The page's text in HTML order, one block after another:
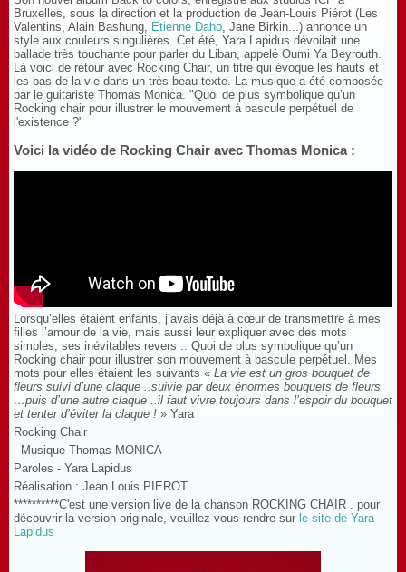
Bruxelles, sous la direction et la production de Jean-Louis Piérot (Les
Valentins, Alain Bashung, Etienne Daho , Jane Birkin...) annonce un
style aux couleurs singulières. Cet été, Yara Lapidus dévoilait une
ballade très touchante pour parler du Liban, appelé Oumi Ya Beyrouth.
Là voici de retour avec Rocking Chair, un titre qui évoque les hauts et
les bas de la vie dans un très beau texte. La musique a été composée
par le guitariste Thomas Monica. "Quoi de plus symbolique qu’un
Rocking chair pour illustrer le mouvement à bascule perpétuel de
l'existence ?"
Voici la vidéo de Rocking Chair avec Thomas Monica :
Lorsqu’elles étaient enfants, j’avais déjà à cœur de transmettre à mes
filles l’amour de la vie, mais aussi leur expliquer avec des mots
simples, ses inévitables revers .. Quoi de plus symbolique qu’un
Rocking chair pour illustrer son mouvement à bascule perpétuel. Mes
mots pour elles étaient les suivants « La vie est un gros bouquet de
fleurs suivi d’une claque ..suivie par deux énormes bouquets de fleurs
…puis d’une autre claque ..il faut vivre toujours dans l’espoir du bouquet
et tenter d’éviter la claque ! » Yara
Rocking Chair
- Musique Thomas MONICA
Paroles - Yara Lapidus
Réalisation : Jean Louis PIEROT .
**********C'est une version live de la chanson ROCKING CHAIR . pour
découvrir la version originale, veuillez vous rendre sur le site de Yara
Lapidus